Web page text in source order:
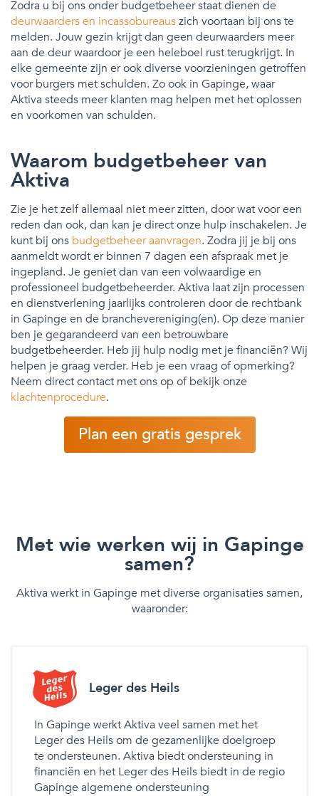
Zodra u bij ons onder budgetbeheer staat dienen de
deurwaarders en incassobureauszich voortaan bij ons te
melden. Jouw gezin krijgt dan geen deurwaarders meer
aan de deur waardoor je een heleboel rust terugkrijgt. In
elke gemeente zijn er ook diverse voorzieningen getroffen
voor burgers met schulden. Zo ook in Gapinge, waar
Aktiva steeds meer klanten mag helpen met het oplossen
en voorkomen van schulden.
Waarom budgetbeheer van
Aktiva
Zie je het zelf allemaal niet meer zitten, door wat voor een
reden dan ook, dan kan je direct onze hulp inschakelen. Je
kunt bij ons budgetbeheer aanvragen. Zodra jij je bij ons
aanmeldt wordt er binnen 7 dagen een afspraak met je
ingepland. Je geniet dan van een volwaardige en
professioneel budgetbeheerder. Aktiva laat zijn processen
en dienstverlening jaarlijks controleren door de rechtbank
in Gapinge en de branchevereniging(en). Op deze manier
ben je gegarandeerd van een betrouwbare
budgetbeheerder. Heb jij hulp nodig met je financiën? Wij
helpen je graag verder. Heb je een vraag of opmerking?
Neem direct contact met ons op of bekijk onze
klachtenprocedure.
Plan een gratis gesprek
Met wie werken wij in Gapinge
samen?
Aktiva werkt in Gapinge met diverse organisaties samen,
waaronder:
Leger des Heils
In Gapinge werkt Aktiva veel samen met het
Leger des Heils om de gezamenlijke doelgroep
te ondersteunen. Aktiva biedt ondersteuning in
financiën en het Leger des Heils biedt in de regio
Gapinge algemene ondersteuning